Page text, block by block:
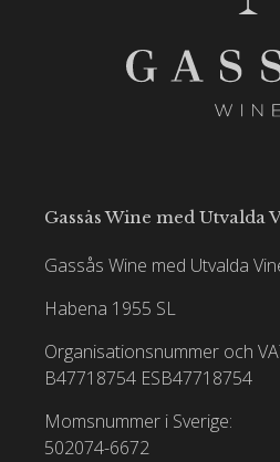
Gassås Wine med Utvalda
Gassås Wine med Utvalda
Habena 1955 SL
Organisationsnummer och
B47718754 ESB47718754
Momsnummer i Sverige:
502074-6672